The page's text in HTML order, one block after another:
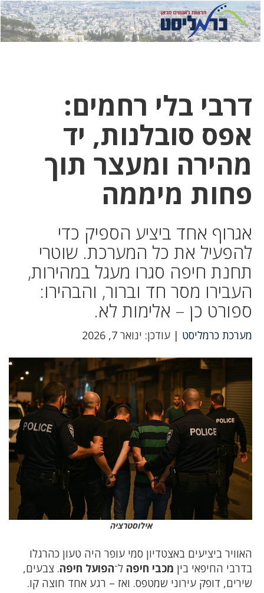
לחץ
כאן
לחץ
כדי
דרבי בלי רחמים:
אפס סובלנות, יד
מהירה ומעצר תוך
פחות מיממה
אגרוף אחד ביציע הספיק כדי
להפעיל את כל המערכת. שוטרי
תחנת חיפה סגרו מעגל במהירות,
העבירו מסר חד וברור, והבהירו:
ספורט כן – אלימות לא.
מערכת כרמליסט | עודכן: ינואר 7, 2026
אילוסטרציה
האוויר ביציעים באצטדיון סמי עופר היה טעון כהרגלו
בדרבי החיפאי בין מכבי חיפה ל־הפועל חיפה. צבעים,
שירים, דופק עירוני שמטפס. ואז – רגע אחד חוצה קו.